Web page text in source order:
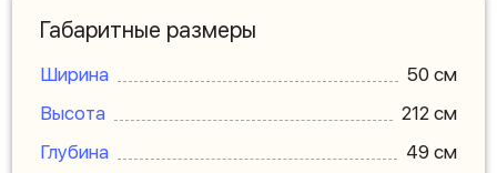
Габаритные размеры
Ширина
50 см
Высота
212 см
Глубина
49 см